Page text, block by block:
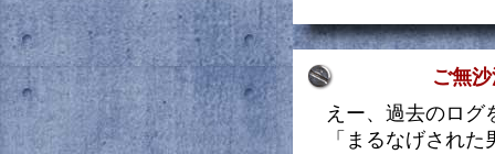
ご無
えー、過去のログ
「まるなげされ